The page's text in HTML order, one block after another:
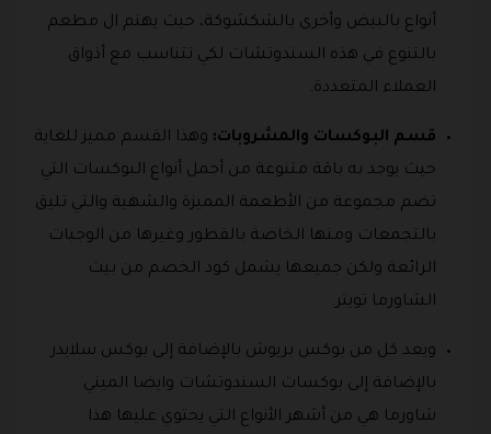
أنواع بالبيض وأخرى بالشكشوكة، حيث يهتم ال مطعم
بالتنوع في هذه السندوتشات لكي تتناسب مع أذواق
العملاء المتعددة.
قسم البوكسات والمشروبات: وهذا القسم مميز للغاية
حيث يوجد به باقة متنوعة من أجمل أنواع البوكسات التي
تضم مجموعة من الأطعمة المميزة والشهية والتي تليق
بالتجمعات ومنها الخاصة بالفطور وغيرها من الوجبات
الرائعة ولكن جميعها يشمل كود الخصم من بيت
الشاورما تويتر.
ويعد كل من بوكس بريوش بالإضافة إلى بوكس سلايدر
بالإضافة إلى بوكسات السندوتشات وايضا الميني
شاورما هي من أشهر الأنواع التي يحتوي عليها هذا